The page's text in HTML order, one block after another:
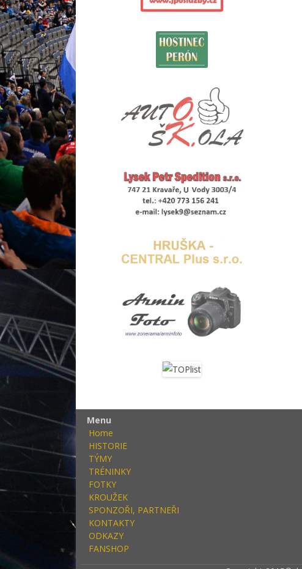
Menu
Home
HISTORIE
TÝMY
TRÉNINKY
FOTKY
KROUŽEK
SPONZOŘI, PARTNEŘI
KONTAKTY
ODKAZY
FANSHOP